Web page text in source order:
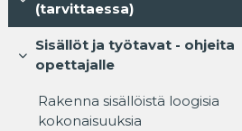
Tiivistä
(tarvittaessa)
Tiivistä
Sisällöt ja työtavat - ohjeita
opettajalle
Rakenna sisällöistä loogisia
kokonaisuuksia